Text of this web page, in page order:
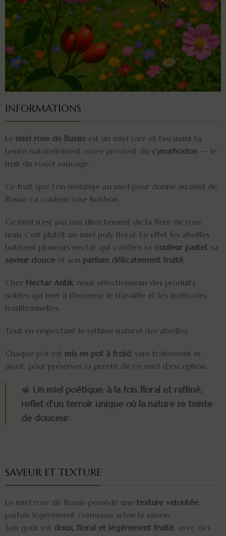
INFORMATIONS
Le miel rose de Russie est un miel rare et fascinant.Sa
teinte naturellement rosée provient du cynorhodon — le
fruit du rosier sauvage .
Ce fruit que l’on mélange au miel pour donné au miel de
Russie ca couleur rose Bonbon.
Ce miel n’est pas issu directement de la fleur de rose,
mais c’est plutôt un miel poly floral. En effet les abeilles
butinent plusieurs nectar qui confère sa couleur pastel, sa
saveur douce et son parfum délicatement fruité.
Chez Nectar Antik, nous sélectionnons des produits
nobles qui met à l’honneur le travaille et les méthodes
traditionnelles.
Tout en respectant le rythme naturel des abeilles.
Chaque pot est mis en pot à froid, sans traitement ni
ajout, pour préserver la pureté de ce miel d’exception.
🍯 Un miel poétique, à la fois floral et raffiné,
reflet d’un terroir unique où la nature se teinte
de douceur.
SAVEUR ET TEXTURE
Le miel rose de Russie possède une texture veloutée,
parfois légèrement crémeuse selon la saison.
Son goût est doux, floral et légèrement fruité, avec des